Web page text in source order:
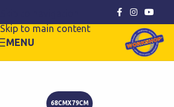
Skip to main content
MENU
68CMX79CM